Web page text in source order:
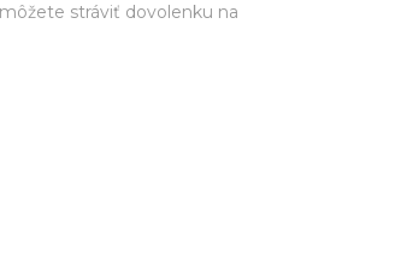
stráviť dovolenku na